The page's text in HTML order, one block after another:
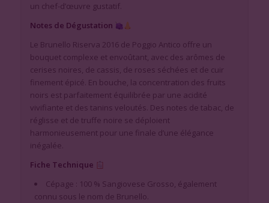
un chef-d’œuvre gustatif.
Notes de Dégustation
Le Brunello Riserva 2016 de Poggio Antico offre un
bouquet complexe et envoûtant, avec des arômes de
cerises noires, de cassis, de roses séchées et de cuir
finement épicé. En bouche, la concentration des fruits
noirs est parfaitement équilibrée par une acidité
vivifiante et des tanins veloutés. Des notes de tabac, de
réglisse et de truffe noire se déploient
harmonieusement pour une finale d’une élégance
inégalée.
Fiche Technique
Cépage : 100 % Sangiovese Grosso, également
connu sous le nom de Brunello.